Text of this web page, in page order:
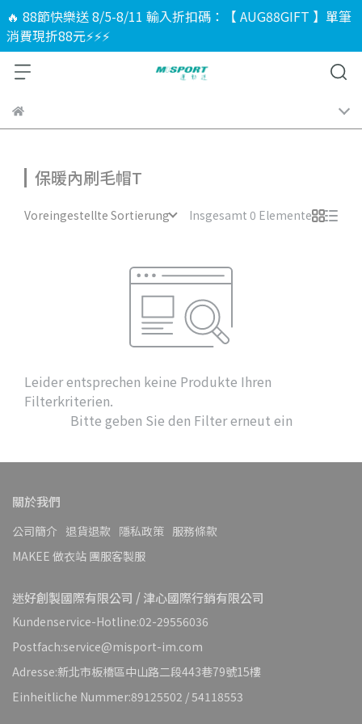
🔥 88節快樂送 8/5-8/11 輸入折扣碼：【 AUG88GIFT 】單筆
消費現折88元⚡⚡⚡
保暖內刷毛帽T
Voreingestellte Sortierung Insgesamt 0 Elemente
Leider entsprechen keine Produkte Ihren
Filterkriterien.
Bitte geben Sie den Filter erneut ein
關於我們
公司簡介 退貨退款 隱私政策 服務條款
MAKEE 做衣站 團服客製服
迷好創製國際有限公司 / 津心國際行銷有限公司
Kundenservice-Hotline:02-29556036
Postfach:service@misport-im.com
Adresse:新北市板橋區中山路二段443巷79號15樓
Einheitliche Nummer:89125502 / 54118553